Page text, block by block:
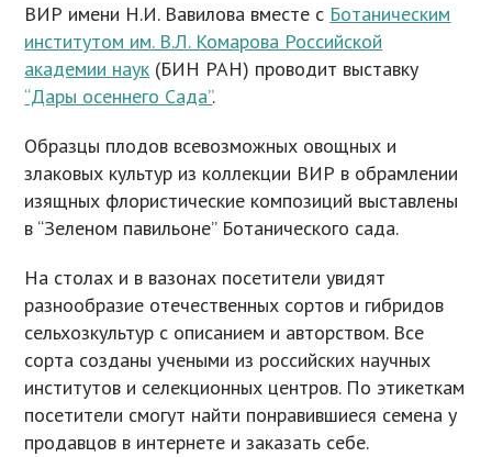
ВИР имени Н.И. Вавилова вместе с Ботаническим
институтом им. В.Л. Комарова Российской
академии наук (БИН РАН) проводит выставку
“Дары осеннего Сада”.
Образцы плодов всевозможных овощных и
злаковых культур из коллекции ВИР в обрамлении
изящных флористические композиций выставлены
в “Зеленом павильоне” Ботанического сада.
На столах и в вазонах посетители увидят
разнообразие отечественных сортов и гибридов
сельхозкультур с описанием и авторством. Все
сорта созданы учеными из российских научных
институтов и селекционных центров. По этикеткам
посетители смогут найти понравившиеся семена у
продавцов в интернете и заказать себе.